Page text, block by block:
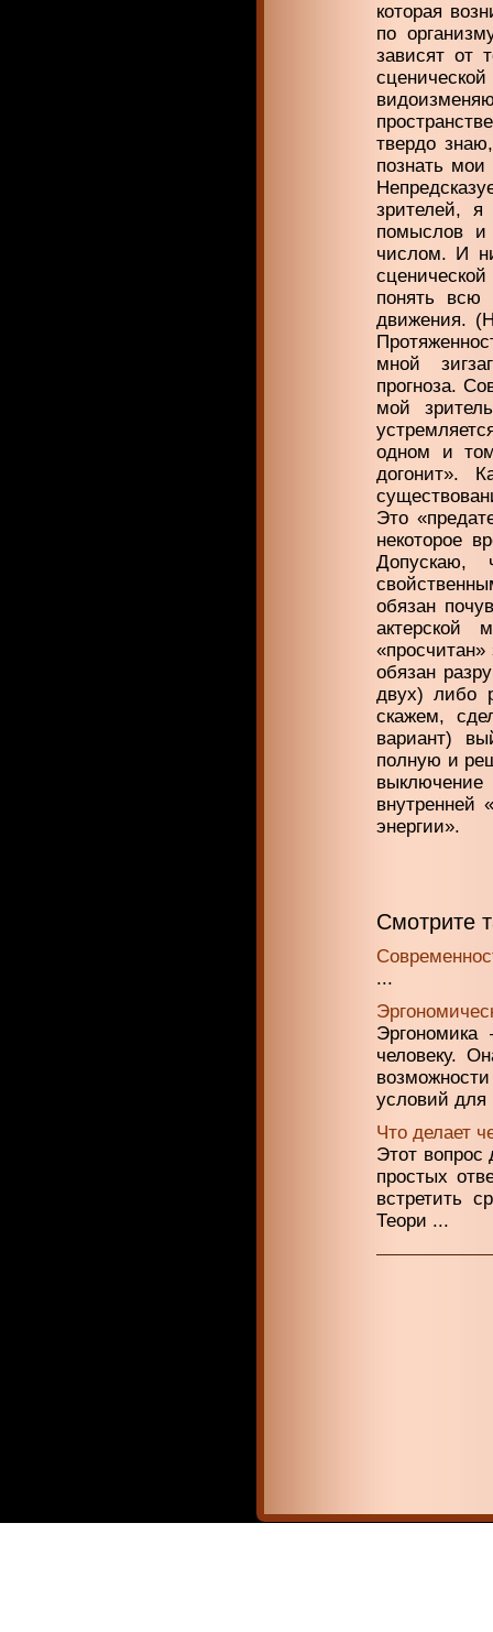
которая
по
зависят от
твердо
познать
зрителей, я
помыслов и
числом. И
понять всю
движения.
мной
прогноза.
мой
одном и
догонит».
Это
некоторое
Допускаю,
обязан
актерской
обязан
двух) либо
скажем,
вариант)
полную и
выключение
внутренней
энергии».
Смотрите
...
человеку.
условий для
Что делает
Этот вопрос
простых
встретить
Теори ...